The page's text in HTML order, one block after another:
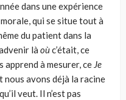
dans une expérience
qui se situe tout à
du patient dans la
là oùc’était, ce
apprend à mesurer, ce Je
nous avons déjà la racine
veut. Il n’est pas